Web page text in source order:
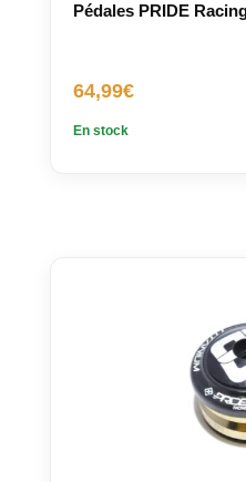
Pédales PRIDE
64,99€
En stock